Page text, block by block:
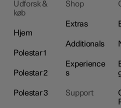
Udforsk &
køb
Hjem
Polestar 1
Polestar 2
Polestar 3
Shop
Extras
Additionals
Experience
s
Support